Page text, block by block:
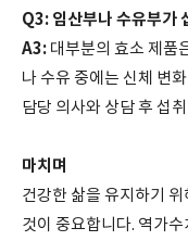
Q3: 임산부나 수유부가
A3: 대부분의 효소 제품
나 수유 중에는 신체 변
담당 의사와 상담 후 섭
마치며
건강한 삶을 유지하기
것이 중요합니다. 역가